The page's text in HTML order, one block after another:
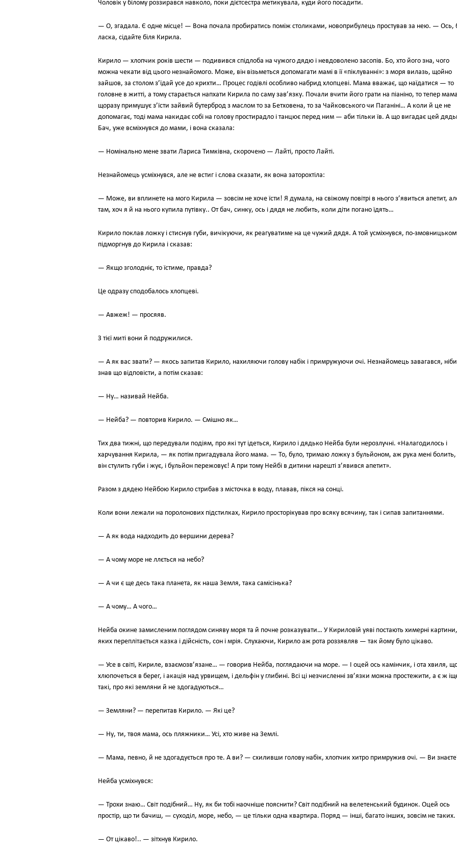
Чоловік у білому роззирався навколо, поки дієтсестра метикувала, куди його посадити.
— О, згадала. Є одне місце! — Вона почала пробиратись поміж столиками, новоприбулець простував за нею. — Ось,
ласка, сідайте біля Кирила.
Кирило — хлопчик років шести — подивився спідлоба на чужого дядю і невдоволено засопів. Бо, хто його зна, чого
можна чекати від цього незнайомого. Може, він візьметься допомагати мамі в її «піклуванні»: з моря вилазь, щойно
зайшов, за столом з’їдай усе до крихти… Процес годівлі особливо набрид хлопцеві. Мама вважає, що наїдатися — то
головне в житті, а тому старається напхати Кирила по саму зав’язку. Почали вчити його грати на піаніно, то тепер мама
щоразу примушує з’їсти зайвий бутерброд з маслом то за Бетховена, то за Чайковського чи Паганіні… А коли й це не
допомагає, тоді мама накидає собі на голову простирадло і танцює перед ним — аби тільки їв. А що вигадає цей
Бач, уже всміхнувся до мами, і вона сказала:
— Номінально мене звати Лариса Тимківна, скорочено — Лайті, просто Лайті.
Незнайомець усміхнувся, але не встиг і слова сказати, як вона заторохтіла:
— Може, ви вплинете на мого Кирила — зовсім не хоче їсти! Я думала, на свіжому повітрі в нього з’явиться апетит,
там, хоч я й на нього купила путівку.. От бач, синку, ось і дядя не любить, коли діти погано їдять…
Кирило поклав ложку і стиснув губи, вичікуючи, як реагуватиме на це чужий дядя. А той усміхнувся, по-
підморгнув до Кирила і сказав:
— Якщо зголодніє, то їстиме, правда?
Це одразу сподобалось хлопцеві.
— Авжеж! — просяяв.
З тієї миті вони й подружилися.
— А як вас звати? — якось запитав Кирило, нахиляючи голову набік і примружуючи очі. Незнайомець завагався,
знав що відповісти, а потім сказав:
— Ну… називай Нейба.
— Нейба? — повторив Кирило. — Смішно як…
Тих два тижні, що передували подіям, про які тут ідеться, Кирило і дядько Нейба були нерозлучні. «Налагодилось і
харчування Кирила, — як потім пригадувала його мама. — То, було, тримаю ложку з бульйоном, аж рука мені болить,
він стулить губи і жує, і бульйон пережовує! А при тому Нейбі в дитини нарешті з’явився апетит».
Разом з дядею Нейбою Кирило стрибав з місточка в воду, плавав, пікся на сонці.
Коли вони лежали на поролонових підстилках, Кирило просторікував про всяку всячину, так і сипав запитаннями.
— А як вода надходить до вершини дерева?
— А чому море не ллється на небо?
— А чи є ще десь така планета, як наша Земля, така самісінька?
— А чому… А чого…
Нейба окине замисленим поглядом синяву моря та й почне розказувати… У Кириловій уяві постають химерні
яких переплітається казка і дійсність, сон і мрія. Слухаючи, Кирило аж рота роззявляв — так йому було цікаво.
— Усе в світі, Кириле, взаємозв’язане… — говорив Нейба, поглядаючи на море. — І оцей ось камінчик, і ота хвиля,
хлюпочеться в берег, і акація над урвищем, і дельфін у глибині. Всі ці незчисленні зв’язки можна простежити, а є ж
такі, про які земляни й не здогадуються…
— Земляни? — перепитав Кирило. — Які це?
— Ну, ти, твоя мама, ось пляжники… Усі, хто живе на Землі.
— Мама, певно, й не здогадується про те. А ви? — схиливши голову набік, хлопчик хитро примружив очі. — Ви
Нейба усміхнувся:
— Трохи знаю… Світ подібний… Ну, як би тобі наочніше пояснити? Світ подібний на велетенський будинок. Оцей ось
простір, що ти бачиш, — суходіл, море, небо, — це тільки одна квартира. Поряд — інші, багато інших, зовсім не таких.
— От цікаво!.. — зітхнув Кирило.